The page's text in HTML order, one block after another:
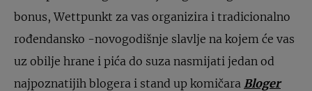
bonus, Wettpunkt za vas organizira i tradicionalno
rođendansko -novogodišnje slavlje na kojem će vas
uz obilje hrane i pića do suza nasmijati jedan od
najpoznatijih blogera i stand up komičara Bloger